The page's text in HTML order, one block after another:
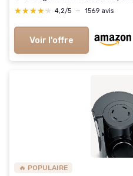
★★★★★
★★★★★ 4,2/5 — 1569 avis
Voir l'offre
🔥 POPULAIRE